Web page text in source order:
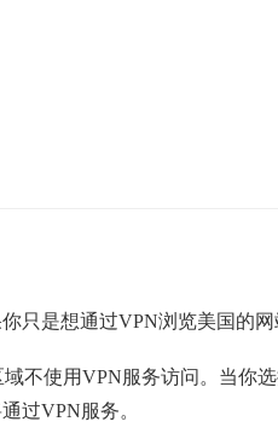
你只是想通过VPN浏览美国的
不使用VPN服务访问。当你
过VPN服务。